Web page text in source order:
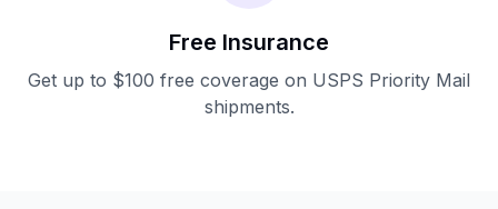
Free Insurance
Get up to $100 free coverage on USPS Priority Mail
shipments.